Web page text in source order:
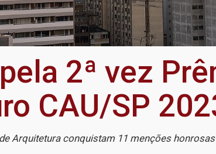
2ª vez
CAU/SP
Arquitetura conquistam 11 menções honrosas